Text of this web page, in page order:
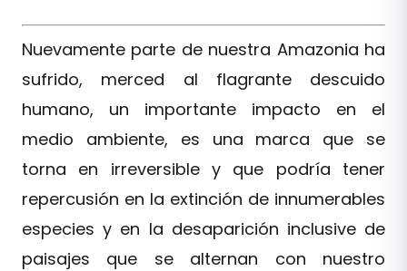
Nuevamente parte de nuestra Amazonia ha
sufrido, merced al flagrante descuido
humano, un importante impacto en el
medio ambiente, es una marca que se
torna en irreversible y que podría tener
repercusión en la extinción de innumerables
especies y en la desaparición inclusive de
paisajes que se alternan con nuestro